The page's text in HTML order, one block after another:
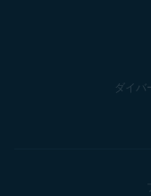
ダイバ